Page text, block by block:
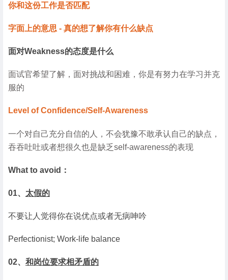
你和这份工作是否匹配
字面上的意思 - 真的想了解你有什么缺点
面对Weakness的态度是什么
面试官希望了解，面对挑战和困难，你是有努力在学习并克
服的
Level of Confidence/Self-Awareness
一个对自己充分自信的人，不会犹豫不敢承认自己的缺点，
吞吞吐吐或者想很久也是缺乏self-awareness的表现
What to avoid：
01、 太假的
不要让人觉得你在说优点或者无病呻吟
Perfectionist; Work-life balance
02、 和岗位要求相矛盾的